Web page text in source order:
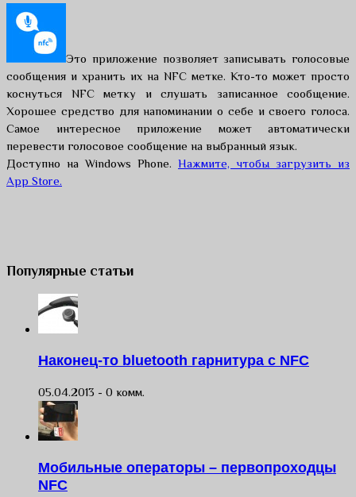
Это приложение позволяет записывать голосовые
сообщения и хранить их на NFC метке. Кто-то может просто
коснуться NFC метку и слушать записанное сообщение.
Хорошее средство для напоминании о себе и своего голоса.
Самое интересное приложение может автоматически
перевести голосовое сообщение на выбранный язык.
Доступно на Windows Phone. Нажмите, чтобы загрузить из
App Store.
Популярные статьи
Наконец-то bluetooth гарнитура с NFC
05.04.2013 - 0 комм.
Мобильные операторы – первопроходцы
NFC